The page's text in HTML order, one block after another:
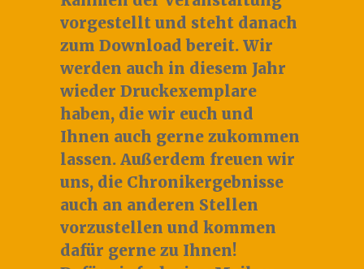
vorgestellt und steht danach
zum Download bereit. Wir
werden auch in diesem Jahr
wieder Druckexemplare
haben, die wir euch und
Ihnen auch gerne zukommen
lassen. Außerdem freuen wir
uns, die Chronikergebnisse
auch an anderen Stellen
vorzustellen und kommen
dafür gerne zu Ihnen!